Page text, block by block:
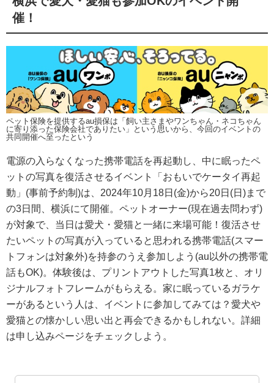
催！
ペット保険を提供するau損保は「飼い主さまやワンちゃん・ネコちゃん
に寄り添った保険会社でありたい」という思いから、今回のイベントの
共同開催へ至ったという
電源の入らなくなった携帯電話を再起動し、中に眠ったペ
ットの写真を復活させるイベント「おもいでケータイ再起
動」(事前予約制)は、2024年10月18日(金)から20日(日)まで
の3日間、横浜にて開催。ペットオーナー(現在過去問わず)
が対象で、当日は愛犬・愛猫と一緒に来場可能！復活させ
たいペットの写真が入っていると思われる携帯電話(スマー
トフォンは対象外)を持参のうえ参加しよう(au以外の携帯電
話もOK)。体験後は、プリントアウトした写真1枚と、オリ
ジナルフォトフレームがもらえる。家に眠っているガラケ
ーがあるという人は、イベントに参加してみては？愛犬や
愛猫との懐かしい思い出と再会できるかもしれない。詳細
は申し込みページをチェックしよう。